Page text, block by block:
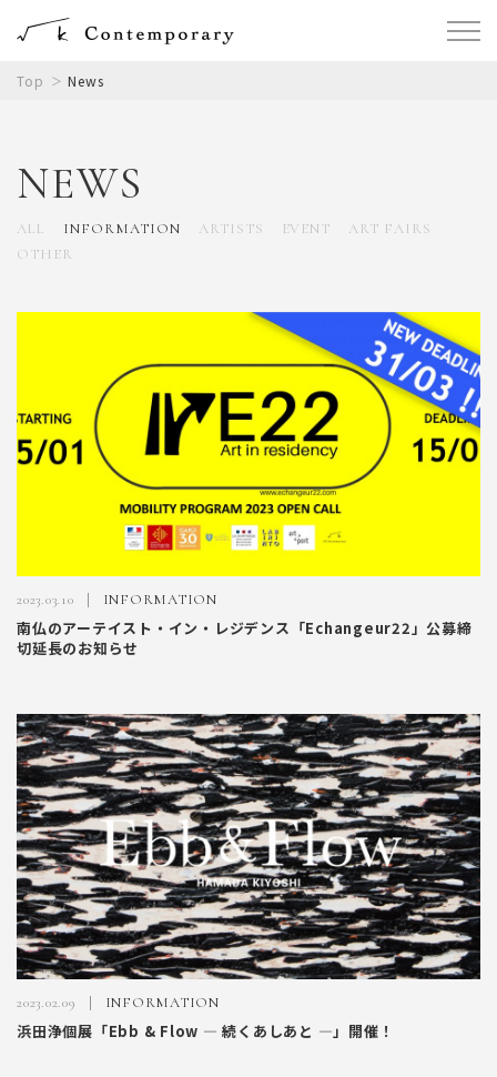
Top News
NEWS
ALL INFORMATION ARTISTS EVENT
ART FAIRS
OTHER
2023.03.10 INFORMATION
南仏のアーテイスト・イン・レジデンス「Echangeur22」公募締
切延長のお知らせ
2023.02.09 INFORMATION
浜田浄個展「Ebb & Flow ― 続くあしあと ―」開催！